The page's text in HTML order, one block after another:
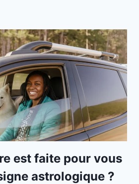
est faite pour vous
astrologique ?